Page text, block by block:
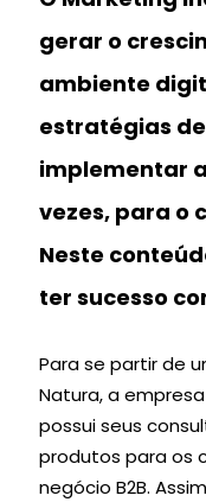
gerar o
ambiente
estratégias
implementar
vezes, para o
Neste
ter sucesso
Para se partir de
Natura, a
possui seus
produtos para os
negócio B2B.